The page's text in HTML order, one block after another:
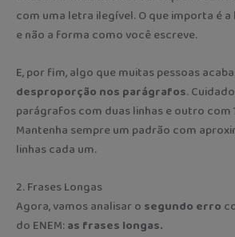
com uma letra ilegível. O que importa é
e não a forma como você escreve.
E, por fim, algo que muitas pessoas
desproporção nos parágrafos.
parágrafos com duas linhas e outro com
Mantenha sempre um padrão com
linhas cada um.
2. Frases Longas
Agora, vamos analisar o segundo erro
do ENEM: as frases longas.